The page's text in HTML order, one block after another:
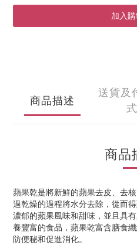
加入
商品描述
送貨及
式
商品
蘋果乾是將新鮮的蘋果去皮、去
過乾燥的過程將水分去除，從而
濃郁的蘋果風味和甜味，並且具
養豐富的食品，蘋果乾富含膳食
防便秘和促進消化。